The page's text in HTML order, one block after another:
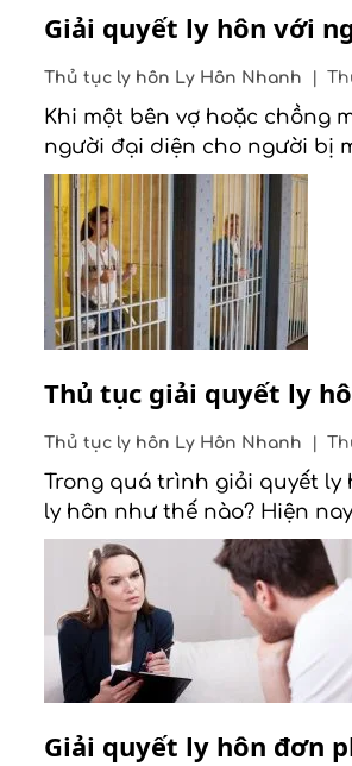
Giải quyết ly hôn với
Thủ tục ly hôn Ly Hôn Nhanh
Khi một bên vợ hoặc chồng
người đại diện cho người bị
Thủ tục giải quyết ly
Thủ tục ly hôn Ly Hôn Nhanh
Trong quá trình giải quyết
ly hôn như thế nào? Hiện
Giải quyết ly hôn đơn